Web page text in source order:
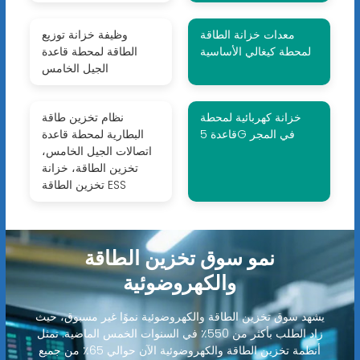
وظيفة خزانة توزيع
الطاقة لمحطة قاعدة
الجيل الخامس
معدات خزانة الطاقة
لمحطة كيغالي الأساسية
نظام تخزين طاقة
البطارية لمحطة قاعدة
اتصالات الجيل الخامس،
تخزين الطاقة، خزانة
تخزين الطاقة ESS
خزانة كهربائية لمحطة
قاعدة 5G في المجر
نمو سوق تخزين الطاقة
والكهروضوئية
يشهد سوق تخزين الطاقة والكهروضوئية نموًا غير مسبوق، حيث
زاد الطلب بأكثر من 550٪ في السنوات الخمس الماضية. تمثل
أنظمة تخزين الطاقة والكهروضوئية الآن حوالي 65٪ من جميع